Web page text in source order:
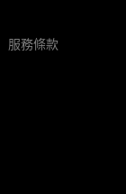
服務條款